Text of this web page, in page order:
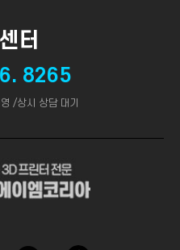
터
8265
/상시 상담 대기